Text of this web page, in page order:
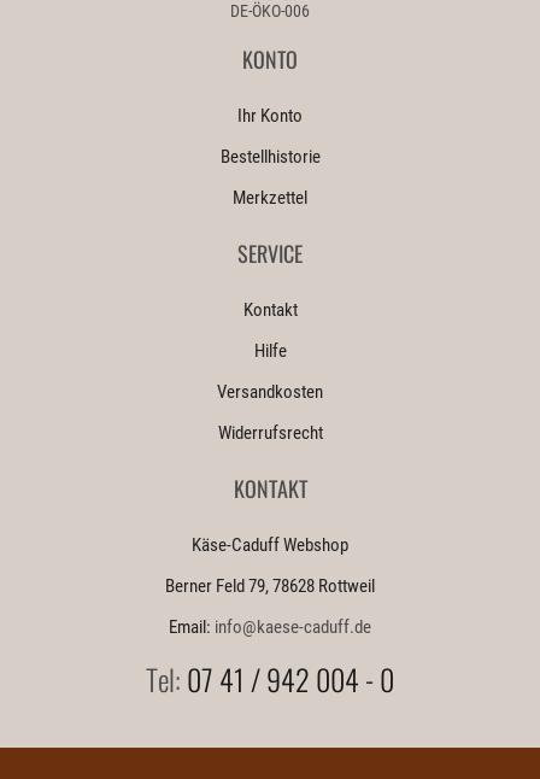
DE-ÖKO-006
KONTO
Ihr Konto
Bestellhistorie
Merkzettel
SERVICE
Kontakt
Hilfe
Versandkosten
Widerrufsrecht
KONTAKT
Käse-Caduff Webshop
Berner Feld 79, 78628 Rottweil
Email: info@kaese-caduff.de
Tel:07 41 / 942 004 - 0